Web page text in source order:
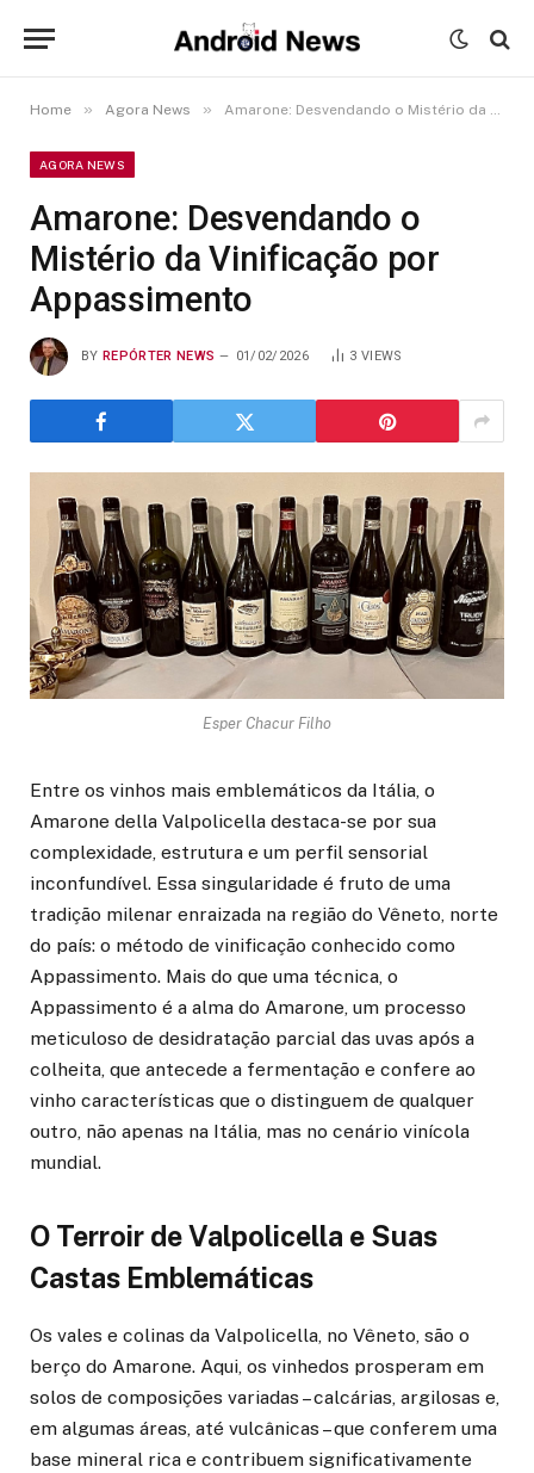
Home » Agora News » Amarone: Desvendando o Mistério da Vinificação por Appassimento
AGORA NEWS
Amarone: Desvendando o
Mistério da Vinificação por
Appassimento
BY REPÓRTER NEWS 01/02/2026 3 VIEWS
Esper Chacur Filho
Entre os vinhos mais emblemáticos da Itália, o
Amarone della Valpolicella destaca-se por sua
complexidade, estrutura e um perfil sensorial
inconfundível. Essa singularidade é fruto de uma
tradição milenar enraizada na região do Vêneto, norte
do país: o método de vinificação conhecido como
Appassimento. Mais do que uma técnica, o
Appassimento é a alma do Amarone, um processo
meticuloso de desidratação parcial das uvas após a
colheita, que antecede a fermentação e confere ao
vinho características que o distinguem de qualquer
outro, não apenas na Itália, mas no cenário vinícola
mundial.
O Terroir de Valpolicella e Suas
Castas Emblemáticas
Os vales e colinas da Valpolicella, no Vêneto, são o
berço do Amarone. Aqui, os vinhedos prosperam em
solos de composições variadas – calcárias, argilosas e,
em algumas áreas, até vulcânicas – que conferem uma
base mineral rica e contribuem significativamente